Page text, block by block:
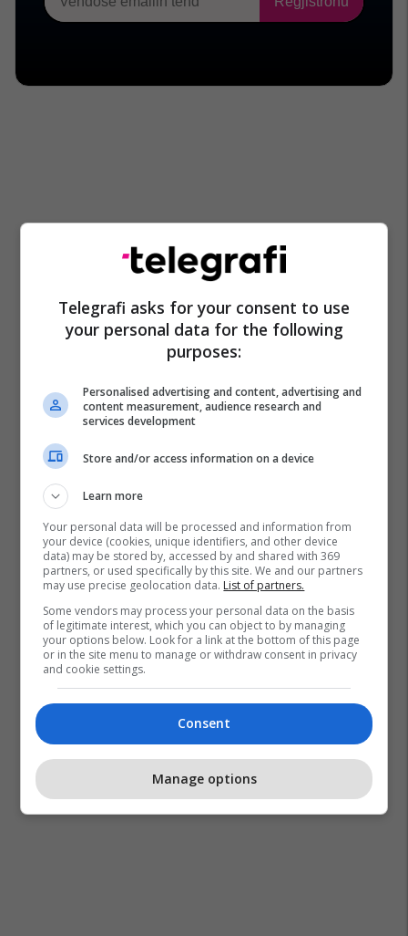
Telegrafi asks for your consent to use
your personal data for the following
purposes:
Personalised advertising and content, advertising and
content measurement, audience research and
services development
Store and/or access information on a device
Learn more
Your personal data will be processed and information from
your device (cookies, unique identifiers, and other device
data) may be stored by, accessed by and shared with 369
partners, or used specifically by this site. We and our partners
may use precise geolocation data. List of partners.
Some vendors may process your personal data on the basis
of legitimate interest, which you can object to by managing
your options below. Look for a link at the bottom of this page
or in the site menu to manage or withdraw consent in privacy
and cookie settings.
Consent
Manage options